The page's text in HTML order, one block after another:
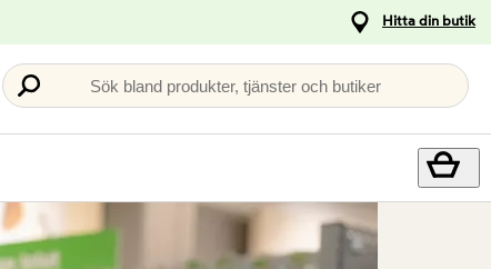
Hitta din butik
Sök bland produkter, tjänster och butiker